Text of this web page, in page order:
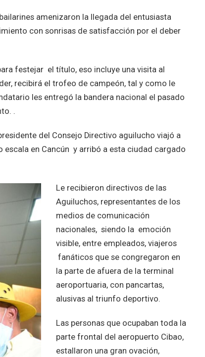
amenizaron la llegada del entusiasta
con sonrisas de satisfacción por el deber
festejar el título, eso incluye una visita al
recibirá el trofeo de campeón, tal y como le
les entregó la bandera nacional el pasado
.
del Consejo Directivo aguilucho viajó a
en Cancún y arribó a esta ciudad cargado
Le recibieron directivos de las
Aguiluchos, representantes de los
medios de comunicación
nacionales, siendo la emoción
visible, entre empleados, viajeros
fanáticos que se congregaron en
la parte de afuera de la terminal
aeroportuaria, con pancartas,
alusivas al triunfo deportivo.
Las personas que ocupaban toda la
parte frontal del aeropuerto Cibao,
estallaron una gran ovación,